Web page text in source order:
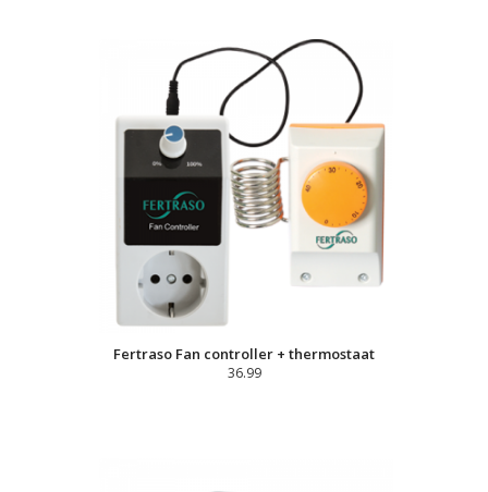
Fertraso Fan controller + thermostaat
36.99